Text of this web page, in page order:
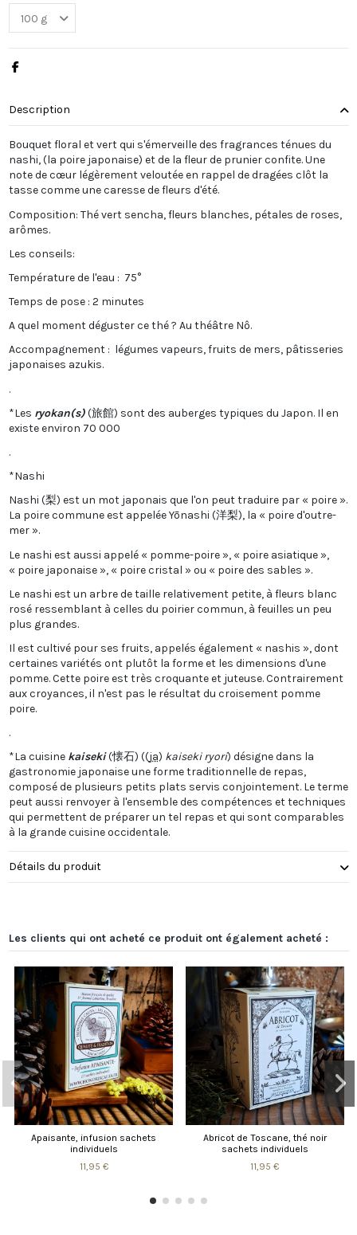
Description
Bouquet floral et vert qui s'émerveille des fragrances ténues du
nashi, (la poire japonaise) et de la fleur de prunier confite. Une
note de cœur légèrement veloutée en rappel de dragées clôt la
tasse comme une caresse de fleurs d'été.
Composition: Thé vert sencha, fleurs blanches, pétales de roses,
arômes.
Les conseils:
Température de l'eau : 75°
Temps de pose : 2 minutes
A quel moment déguster ce thé ? Au théâtre Nô.
Accompagnement : légumes vapeurs, fruits de mers, pâtisseries
japonaises azukis.
.
*Les ryokan(s)(旅館) sont des auberges typiques du Japon. Il en
existe environ 70 000
.
*Nashi
Nashi (梨) est un mot japonais que l'on peut traduire par « poire ».
La poire commune est appelée Yōnashi (洋梨), la « poire d'outre-
mer ».
Le nashi est aussi appelé « pomme-poire », « poire asiatique »,
« poire japonaise », « poire cristal » ou « poire des sables ».
Le nashi est un arbre de taille relativement petite, à fleurs blanc
rosé ressemblant à celles du poirier commun, à feuilles un peu
plus grandes.
Il est cultivé pour ses fruits, appelés également « nashis », dont
certaines variétés ont plutôt la forme et les dimensions d'une
pomme. Cette poire est très croquante et juteuse. Contrairement
aux croyances, il n'est pas le résultat du croisement pomme
poire.
.
*La cuisine kaiseki(懐石) ((ja) kaiseki ryori) désigne dans la
gastronomie japonaise une forme traditionnelle de repas,
composé de plusieurs petits plats servis conjointement. Le terme
peut aussi renvoyer à l'ensemble des compétences et techniques
qui permettent de préparer un tel repas et qui sont comparables
à la grande cuisine occidentale.
Détails du produit
Les clients qui ont acheté ce produit ont également acheté :
de Toscane, thé noir
sachets individuels
Sencha Gaba, thé vert Japon
21,50 €